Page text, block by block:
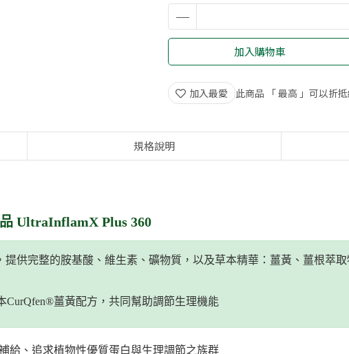
加入購物車
加入最愛 此商品 「 最高 」可以折
規格說明
UltraInflamX Plus 360
供完整的胺基酸、維生素、礦物質，以及草本精華：薑黃、薑根萃
薑黃配方，共同幫助調節生理機能
給、追求植物性優質蛋白與生理調節之族群